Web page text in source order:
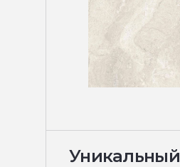
Уникальный